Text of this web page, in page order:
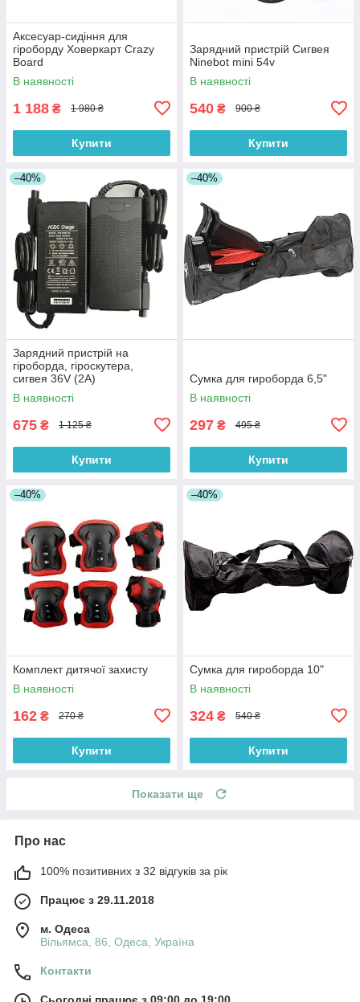
Аксесуар-сидіння для
гіроборду Ховеркарт Crazy
Board
В наявності
1 188 ₴ 1 980 ₴
Купити
Зарядний пристрій Сигвея
Ninebot mini 54v
В наявності
540 ₴ 900 ₴
Купити
–40%
Зарядний пристрій на
гіроборда, гіроскутера,
сигвея 36V (2A)
В наявності
675 ₴ 1 125 ₴
Купити
–40%
Сумка для гироборда 6,5"
В наявності
297 ₴ 495 ₴
Купити
–40%
Комплект дитячої захисту
В наявності
162 ₴ 270 ₴
Купити
–40%
Сумка для гироборда 10"
В наявності
324 ₴ 540 ₴
Купити
Показати ще
Про нас
100% позитивних з 32 відгуків за рік
Працює з 29.11.2018
м. Одеса
Вільямса, 86, Одеса, Україна
Контакти